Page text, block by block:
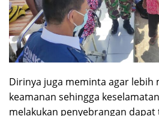
Dirinya juga meminta agar lebih
keamanan sehingga
melakukan penyebrangan dapat